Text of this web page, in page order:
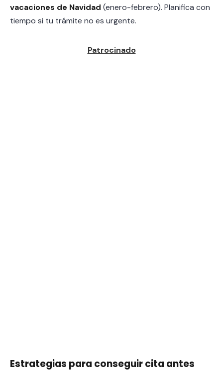
vacaciones de Navidad (enero-febrero). Planifica con
tiempo si tu trámite no es urgente.
Estrategias para conseguir cita antes